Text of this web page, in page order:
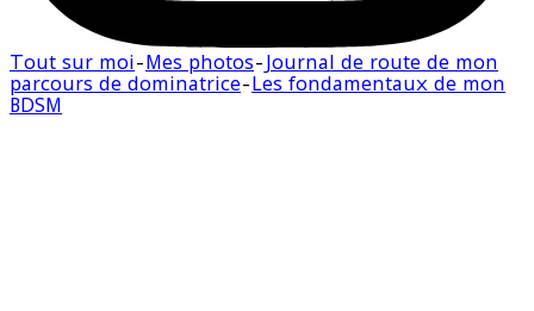
Tout sur moi- Mes photos- Journal de route de mon
parcours de dominatrice- Les fondamentaux de mon
BDSM